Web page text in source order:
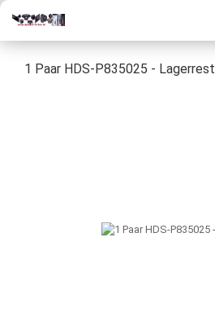
1 Paar HDS-P835025 - Lagerrest